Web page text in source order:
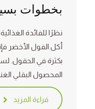
بخطوات
نظرًا للفائدة
أكل الفول الأخضر
بكثرة في الحقول.
المحصول البقلي
قراءة المزيد